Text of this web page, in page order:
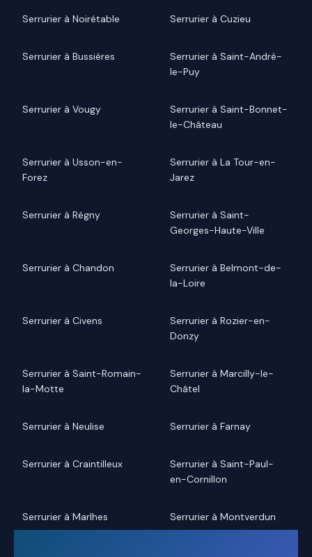
Serrurier à Noirétable Serrurier à Cuzieu
Serrurier à Bussières
Serrurier à Saint-André-
le-Puy
Serrurier à Vougy
Serrurier à Saint-Bonnet-
le-Château
Serrurier à Usson-en-
Forez
Serrurier à La Tour-en-
Jarez
Serrurier à Régny
Serrurier à Saint-
Georges-Haute-Ville
Serrurier à Chandon
Serrurier à Belmont-de-
la-Loire
Serrurier à Civens
Serrurier à Rozier-en-
Donzy
Serrurier à Saint-Romain-
la-Motte
Serrurier à Marcilly-le-
Châtel
Serrurier à Neulise Serrurier à Farnay
Serrurier à Craintilleux
Serrurier à Saint-Paul-
en-Cornillon
Serrurier à Marlhes Serrurier à Montverdun